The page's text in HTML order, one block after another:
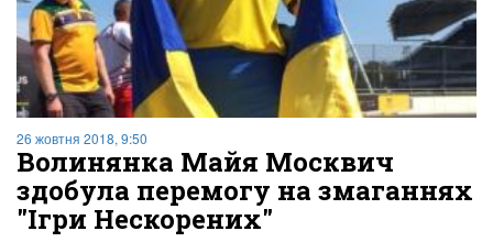
26 жовтня 2018, 9:50
Волинянка Майя Москвич
здобула перемогу на змаганнях
"Ігри Нескорених"